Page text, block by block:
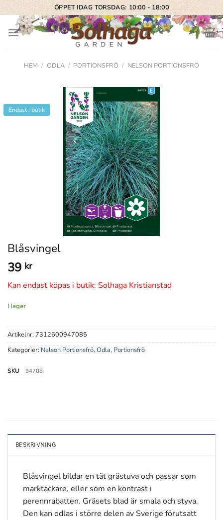
Skip
to
content
ÖPPET IDAG TORSDAG: 10:00 - 18:00
HEM / ODLA / PORTIONSFRÖ / NELSON PORTIONSFRÖ
Endast i butik
Blåsvingel
39 kr
Kan endast köpas i butik: Solhaga Kristianstad
I lager
Artikelnr: 7312600947085
Kategorier: Nelson Portionsfrö,Odla, Portionsfrö
SKU 94708
BESKRIVNING
Blåsvingel bildar en tät grästuva och passar som
marktäckare, eller som en kontrast i
perennrabatten. Gräsets blad är smala och styva.
Den kan odlas i större delen av Sverige förutsatt